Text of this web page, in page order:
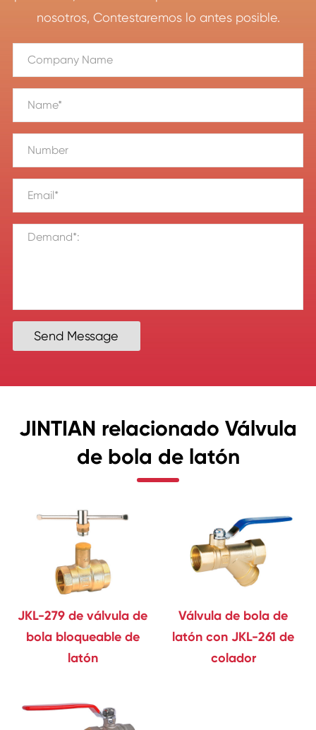
nosotros, Contestaremos lo antes posible.
Send Message
JINTIAN relacionado Válvula
de bola de latón
JKL-279 de válvula de
bola bloqueable de
latón
Válvula de bola de
latón con JKL-261 de
colador